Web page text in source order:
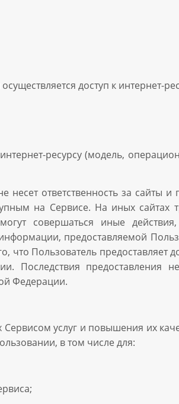
доступ к интернет-
ресурсу (модель,
ответственность за сайты и
на Сервисе. На иных сайтах
совершаться иные
предоставляемой
что Пользователь предоставляет
Последствия предоставления
Федерации.
услуг и повышения их
в том числе для: